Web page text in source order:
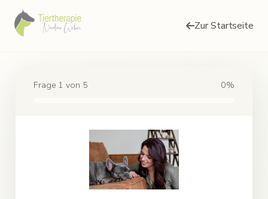
Zur Startseite
Frage 1 von 5 0%